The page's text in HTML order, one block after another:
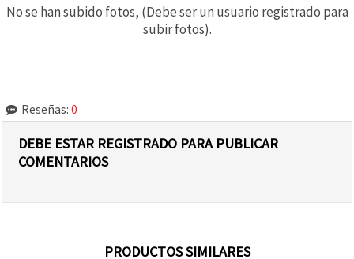
No se han subido fotos, (Debe ser un usuario registrado para
subir fotos).
Reseñas: 0
DEBE ESTAR REGISTRADO PARA PUBLICAR
COMENTARIOS
PRODUCTOS SIMILARES